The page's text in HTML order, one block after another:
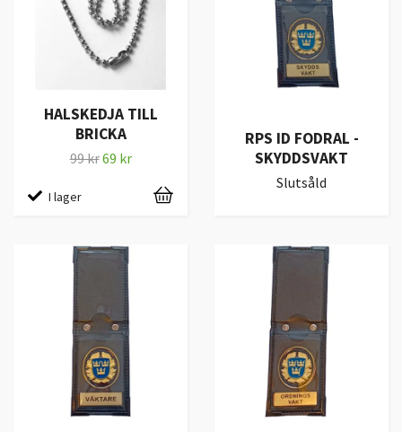
HALSKEDJA TILL
BRICKA
99 kr69 kr
I lager
RPS ID FODRAL -
SKYDDSVAKT
Slutsåld